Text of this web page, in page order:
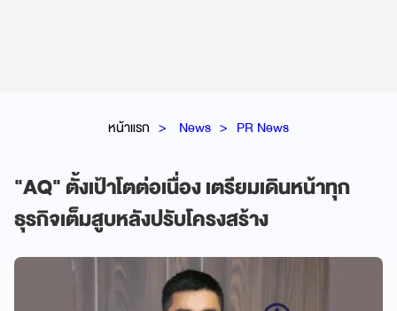
หน้าแรก News PR News
"AQ" ตั้งเป้าโตต่อเนื่อง เตรียมเดินหน้าทุก
ธุรกิจเต็มสูบหลังปรับโครงสร้าง